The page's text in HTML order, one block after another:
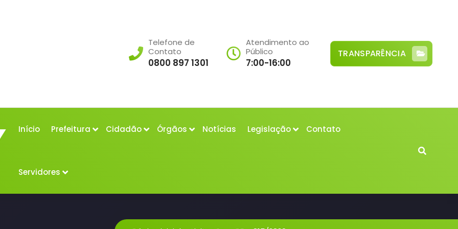
Telefone de
Contato
0800 897 1301
Atendimento ao
Público
7:00-16:00
TRANSPARÊNCIA
Início Prefeitura Cidadão Órgãos Notícias Legislação Contato
Servidores